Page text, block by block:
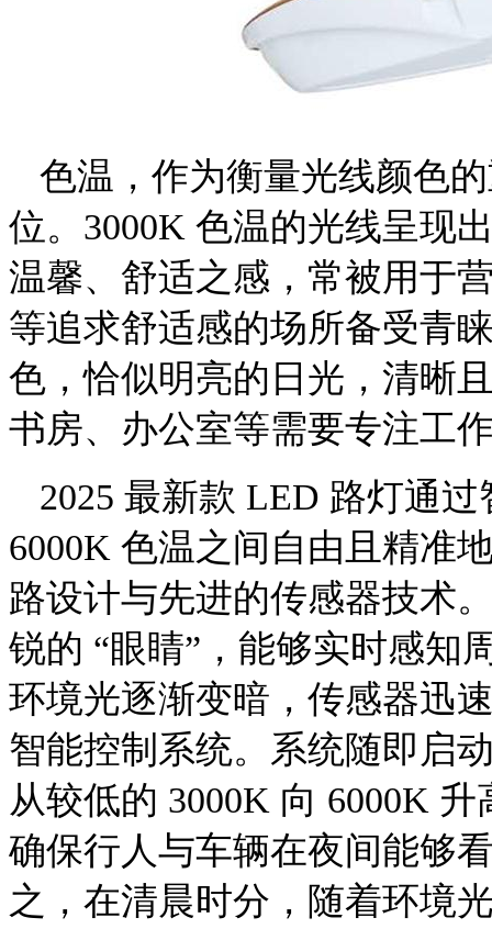
色温，作为衡量光线颜色
位。3000K 色温的光线呈现
温馨、舒适之感，常被用于
等追求舒适感的场所备受青
色，恰似明亮的日光，清晰
书房、办公室等需要专注工
2025 最新款 LED 路灯通
6000K 色温之间自由且精准
路设计与先进的传感器技术
锐的 “眼睛”，能够实时感知
环境光逐渐变暗，传感器迅
智能控制系统。系统随即启
从较低的 3000K 向 6000K
确保行人与车辆在夜间能够
之，在清晨时分，随着环境